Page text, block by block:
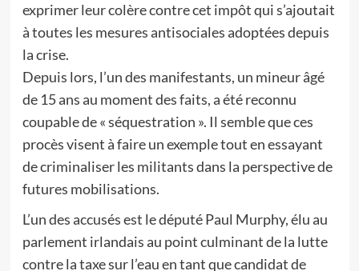
exprimer leur colère contre cet impôt qui s’ajoutait
à toutes les mesures antisociales adoptées depuis
la crise.
Depuis lors, l’un des manifestants, un mineur âgé
de 15 ans au moment des faits, a été reconnu
coupable de « séquestration ». Il semble que ces
procès visent à faire un exemple tout en essayant
de criminaliser les militants dans la perspective de
futures mobilisations.
L’un des accusés est le député Paul Murphy, élu au
parlement irlandais au point culminant de la lutte
contre la taxe sur l’eau en tant que candidat de